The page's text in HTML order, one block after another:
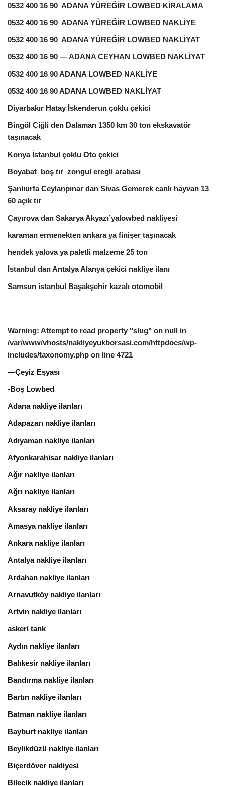
0532 400 16 90 ADANA YÜREĞİR LOWBED KİRALAMA
0532 400 16 90 ADANA YÜREĞİR LOWBED NAKLİYE
0532 400 16 90 ADANA YÜREĞİR LOWBED NAKLİYAT
0532 400 16 90 — ADANA CEYHAN LOWBED NAKLİYAT
0532 400 16 90 ADANA LOWBED NAKLİYE
0532 400 16 90 ADANA LOWBED NAKLİYAT
Diyarbakır Hatay İskenderun çoklu çekici
Bingöl Çiğli den Dalaman 1350 km 30 ton ekskavatör
taşınacak
Konya İstanbul çoklu Oto çekici
Boyabat boş tır zongul eregli arabası
Şanlıurfa Ceylanpınar dan Sivas Gemerek canlı hayvan 13
60 açık tır
Çayırova dan Sakarya Akyazı’yalowbed nakliyesi
karaman ermenekten ankara ya finişer taşınacak
hendek yalova ya paletli malzeme 25 ton
İstanbul dan Antalya Alanya çekici nakliye ilanı
Samsun istanbul Başakşehir kazalı otomobil
Warning: Attempt to read property "slug" on null in
/var/www/vhosts/nakliyeyukborsasi.com/httpdocs/wp-
includes/taxonomy.php on line 4721
—Çeyiz Eşyası
-Boş Lowbed
Adana nakliye ilanları
Adapazarı nakliye ilanları
Adıyaman nakliye ilanları
Afyonkarahisar nakliye ilanları
Ağır nakliye ilanları
Ağrı nakliye ilanları
Aksaray nakliye ilanları
Amasya nakliye ilanları
Ankara nakliye ilanları
Antalya nakliye ilanları
Ardahan nakliye ilanları
Arnavutköy nakliye ilanları
Artvin nakliye ilanları
askeri tank
Aydın nakliye ilanları
Balıkesir nakliye ilanları
Bandırma nakliye ilanları
Bartın nakliye ilanları
Batman nakliye ilanları
Bayburt nakliye ilanları
Beylikdüzü nakliye ilanları
Biçerdöver nakliyesi
Bilecik nakliye ilanları